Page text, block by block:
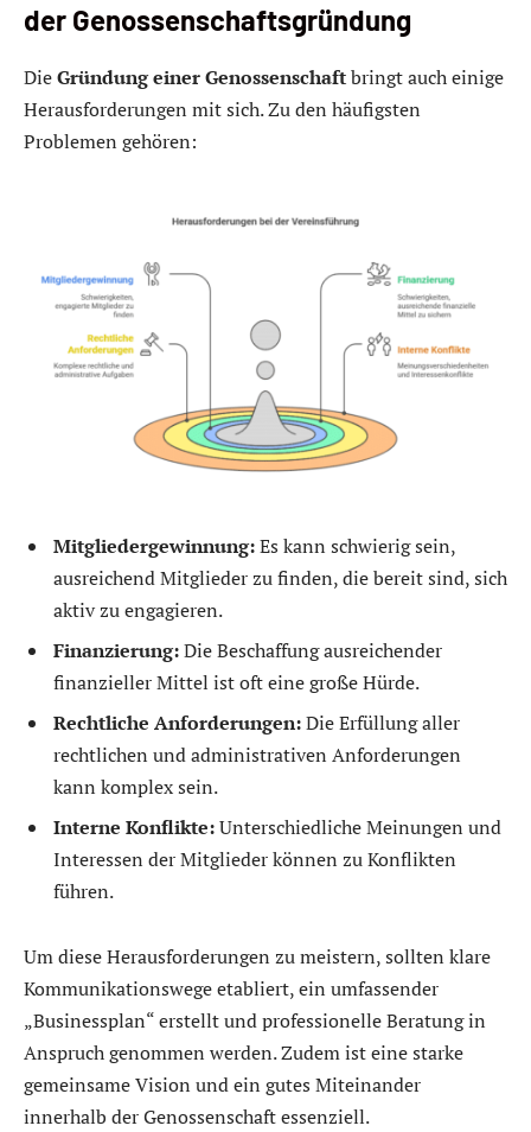
der Genossenschaftsgründung
DieGründung einer Genossenschaftbringt auch einige
Herausforderungen mit sich. Zu den häufigsten
Problemen gehören:
Mitgliedergewinnung:Es kann schwierig sein,
ausreichend Mitglieder zu finden, die bereit sind, sich
aktiv zu engagieren.
Finanzierung:Die Beschaffung ausreichender
finanzieller Mittel ist oft eine große Hürde.
Rechtliche Anforderungen:Die Erfüllung aller
rechtlichen und administrativen Anforderungen
kann komplex sein.
Interne Konflikte:Unterschiedliche Meinungen und
Interessen der Mitglieder können zu Konflikten
führen.
Um diese Herausforderungen zu meistern, sollten klare
Kommunikationswege etabliert, ein umfassender
„Businessplan“ erstellt und professionelle Beratung in
Anspruch genommen werden. Zudem ist eine starke
gemeinsame Vision und ein gutes Miteinander
innerhalb der Genossenschaft essenziell.